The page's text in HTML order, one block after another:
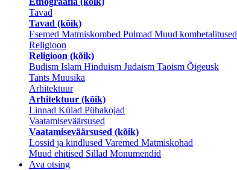
Tavad
Tavad (kõik)
Esemed Matmiskombed Pulmad Muud kombetalitused
Religioon
Religioon (kõik)
Budism Islam Hinduism Judaism Taoism Õigeusk
Tants Muusika
Arhitektuur
Arhitektuur (kõik)
Linnad Külad Pühakojad
Vaatamiseväärsused
Vaatamiseväärsused (kõik)
Lossid ja kindlused Varemed Matmiskohad
Muud ehitised Sillad Monumendid
Ava otsing